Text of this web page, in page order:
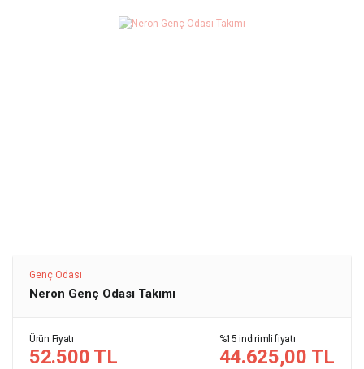
Genç Odası
Neron Genç Odası Takımı
Ürün Fiyatı
52.500 TL
%15 indirimli fiyatı
44.625,00 TL